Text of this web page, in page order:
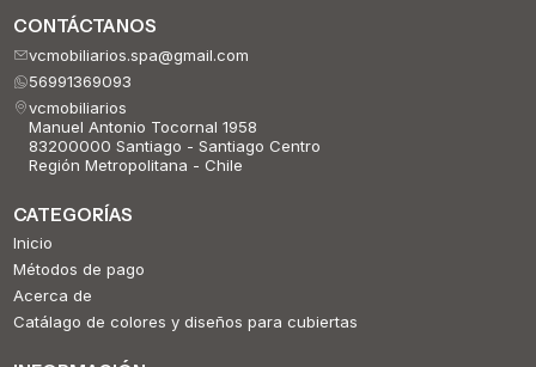
CONTÁCTANOS
vcmobiliarios.spa@gmail.com
56991369093
vcmobiliarios
Manuel Antonio Tocornal 1958
83200000 Santiago - Santiago Centro
Región Metropolitana - Chile
CATEGORÍAS
Inicio
Métodos de pago
Acerca de
Catálago de colores y diseños para cubiertas